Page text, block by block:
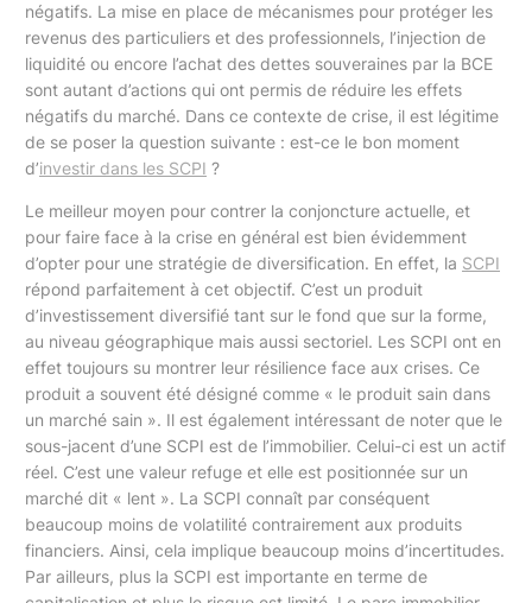
négatifs. La mise en place de mécanismes pour protéger les
revenus des particuliers et des professionnels, l’injection de
liquidité ou encore l’achat des dettes souveraines par la BCE
sont autant d’actions qui ont permis de réduire les effets
négatifs du marché. Dans ce contexte de crise, il est légitime
de se poser la question suivante : est-ce le bon moment
d’investir dans les SCPI ?
Le meilleur moyen pour contrer la conjoncture actuelle, et
pour faire face à la crise en général est bien évidemment
d’opter pour une stratégie de diversification. En effet, la SCPI
répond parfaitement à cet objectif. C’est un produit
d’investissement diversifié tant sur le fond que sur la forme,
au niveau géographique mais aussi sectoriel. Les SCPI ont en
effet toujours su montrer leur résilience face aux crises. Ce
produit a souvent été désigné comme « le produit sain dans
un marché sain ». Il est également intéressant de noter que le
sous-jacent d’une SCPI est de l’immobilier. Celui-ci est un actif
réel. C’est une valeur refuge et elle est positionnée sur un
marché dit « lent ». La SCPI connaît par conséquent
beaucoup moins de volatilité contrairement aux produits
financiers. Ainsi, cela implique beaucoup moins d’incertitudes.
Par ailleurs, plus la SCPI est importante en terme de